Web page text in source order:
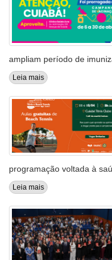
ampliam período de
Leia mais
programação voltada à
Leia mais